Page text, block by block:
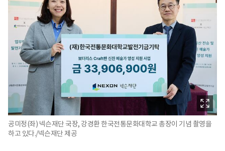
공미정(좌) 넥슨재단 국장, 강경환 한국전통문화대학교 총장이 기념 촬영을
하고 있다./넥슨재단 제공